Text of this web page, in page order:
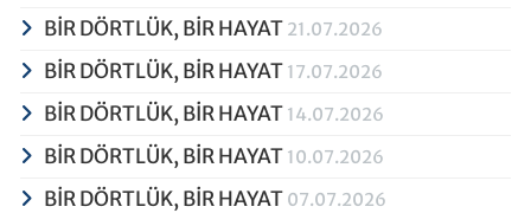
BİR DÖRTLÜK, BİR HAYAT 21.07.2026
BİR DÖRTLÜK, BİR HAYAT 17.07.2026
BİR DÖRTLÜK, BİR HAYAT 14.07.2026
BİR DÖRTLÜK, BİR HAYAT 10.07.2026
BİR DÖRTLÜK, BİR HAYAT 07.07.2026